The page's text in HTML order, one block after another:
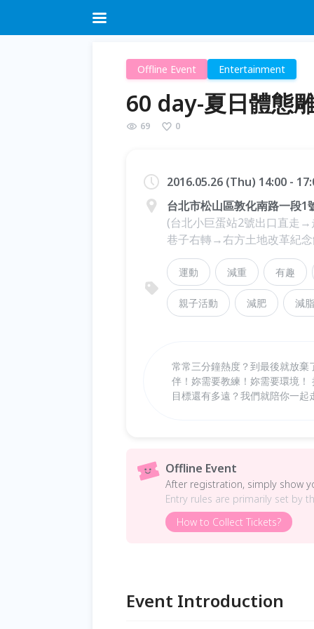
Offline Event Entertainment
60 day-夏日體態
69 0
2016.05.26 (Thu) 14:00 -
台北市松山區敦化南路一段1
(台北小巨蛋站2號出口直走
巷子右轉→右方土地改革紀
運動 減重 有趣
親子活動 減肥 減
常常三分鐘熱度？到最後就放
伴！妳需要教練！妳需要環境
目標還有多遠？我們就陪你一起
Offline Event
After registration, simply show
Entry rules are primarily set by
How to Collect Tickets?
Event Introduction